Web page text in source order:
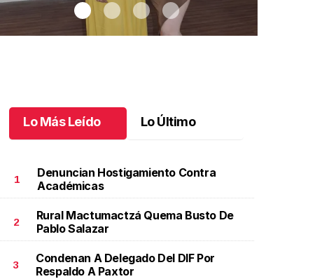
Magui y Renata realizan su sueño.Magui y Renata
realizan su sueño
Octubre 15 l
Lo Más Leído Lo Último
1
Denuncian Hostigamiento Contra
Académicas
2
Rural Mactumactzá Quema Busto De
Pablo Salazar
3
Condenan A Delegado Del DIF Por
Respaldo A Paxtor